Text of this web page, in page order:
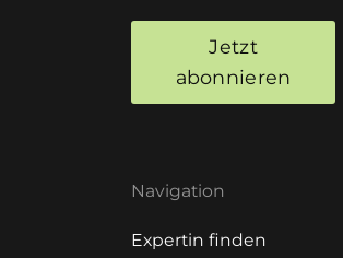
Jetzt
abonnieren
Navigation
Expertin finden